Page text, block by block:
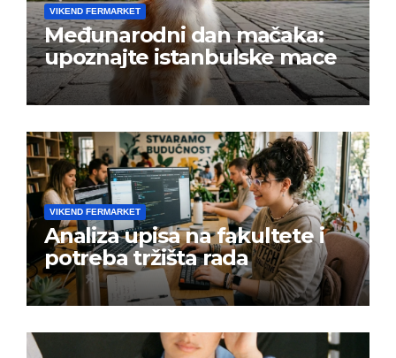
VIKEND FERMARKET
Međunarodni dan mačaka:
upoznajte istanbulske mace
VIKEND FERMARKET
Analiza upisa na fakultete i
potreba tržišta rada